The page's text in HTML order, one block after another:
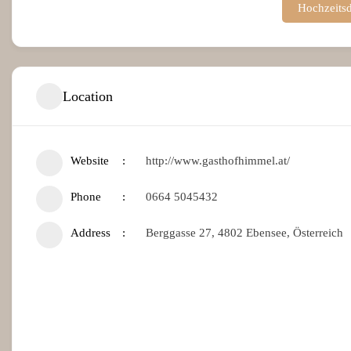
Location
Website http://www.gasthofhimmel.at/
Phone 0664 5045432
Address Berggasse 27, 4802 Ebensee, Österreich